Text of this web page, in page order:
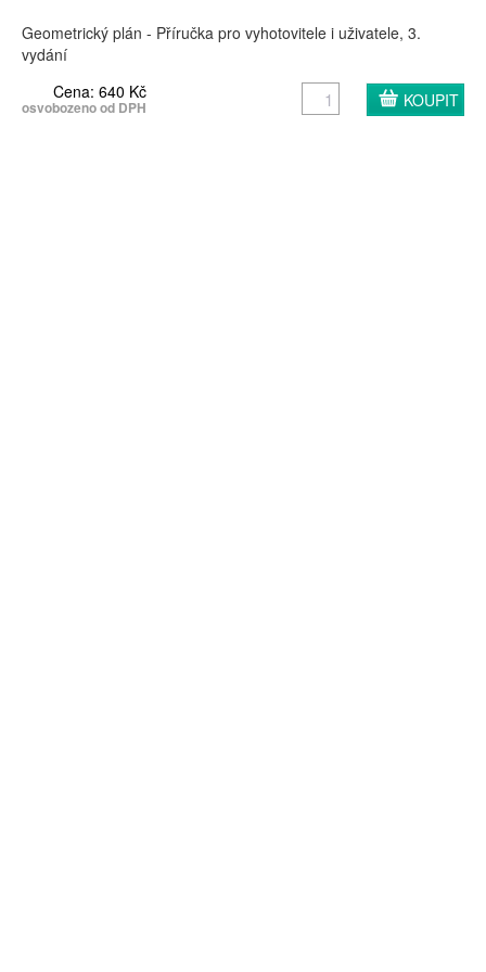
Geometrický plán - Příručka pro vyhotovitele i uživatele, 3.
vydání
Cena: 640 Kč
osvobozeno od DPH